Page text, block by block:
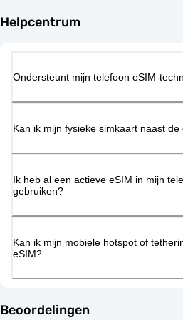
Helpcentrum
Ondersteunt mijn telefoon eSIM-
Kan ik mijn fysieke simkaart naast
Ik heb al een actieve eSIM in mijn
gebruiken?
Kan ik mijn mobiele hotspot of
eSIM?
Beoordelingen